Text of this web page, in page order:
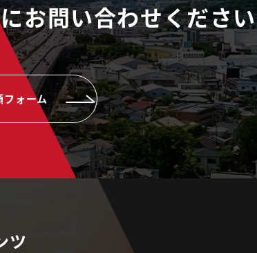
お問い合わせください
フォーム
ツ